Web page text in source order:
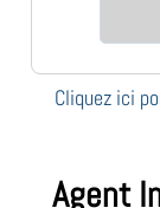
Cliquez ici
Agent